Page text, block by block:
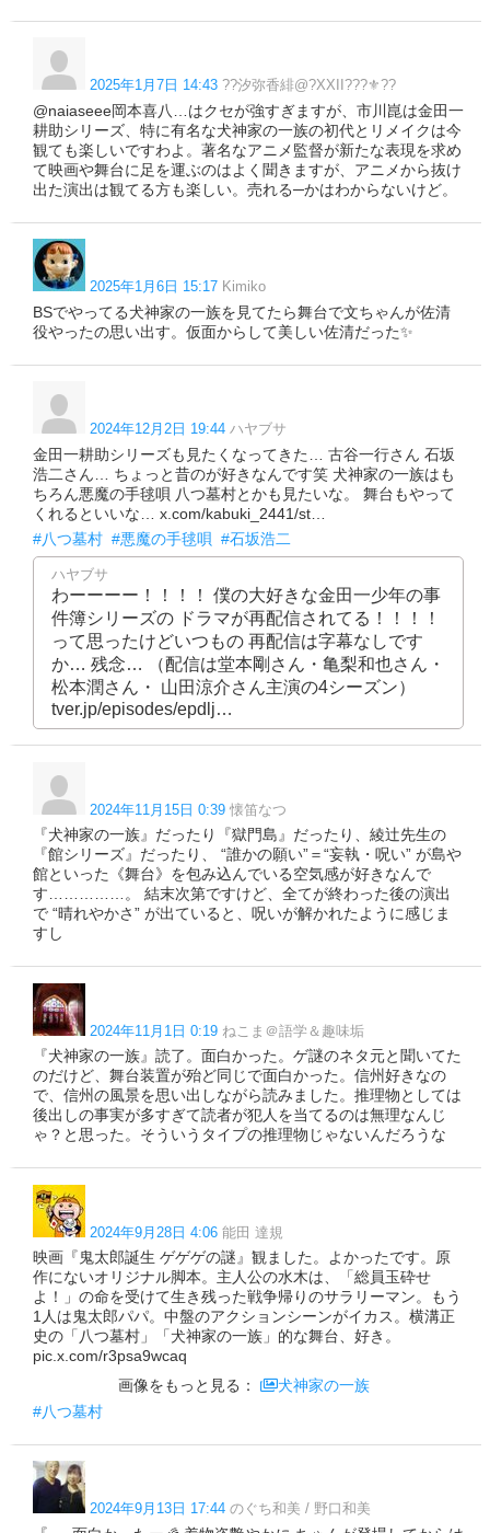
2025年1月7日 14:43 ??汐弥香緋@?XXII???⚜??
@naiaseee岡本喜八…はクセが強すぎますが、市川崑は金田一
耕助シリーズ、特に有名な犬神家の一族の初代とリメイクは今
観ても楽しいですわよ。著名なアニメ監督が新たな表現を求め
て映画や舞台に足を運ぶのはよく聞きますが、アニメから抜け
出た演出は観てる方も楽しい。売れる─かはわからないけど。
2025年1月6日 15:17 Kimiko
BSでやってる犬神家の一族を見てたら舞台で文ちゃんが佐清
役やったの思い出す。仮面からして美しい佐清だった✨
2024年12月2日 19:44 ハヤブサ
金田一耕助シリーズも見たくなってきた… 古谷一行さん 石坂
浩二さん… ちょっと昔のが好きなんです笑 犬神家の一族はも
ちろん悪魔の手毬唄 八つ墓村とかも見たいな。 舞台もやって
くれるといいな… x.com/kabuki_2441/st…
#八つ墓村 #悪魔の手毬唄 #石坂浩二
ハヤブサ
わーーーー！！！！ 僕の大好きな金田一少年の事
件簿シリーズの ドラマが再配信されてる！！！！
って思ったけどいつもの 再配信は字幕なしです
か… 残念… （配信は堂本剛さん・亀梨和也さん・
松本潤さん・ 山田涼介さん主演の4シーズン）
tver.jp/episodes/epdlj…
2024年11月15日 0:39 懐笛なつ
『犬神家の一族』だったり『獄門島』だったり、綾辻先生の
『館シリーズ』だったり、 “誰かの願い”＝“妄執・呪い” が島や
館といった《舞台》を包み込んでいる空気感が好きなんで
す……………。 結末次第ですけど、全てが終わった後の演出
で “晴れやかさ” が出ていると、呪いが解かれたように感じま
すし
2024年11月1日 0:19 ねこま＠語学＆趣味垢
『犬神家の一族』読了。面白かった。ゲ謎のネタ元と聞いてた
のだけど、舞台装置が殆ど同じで面白かった。信州好きなの
で、信州の風景を思い出しながら読みました。推理物としては
後出しの事実が多すぎて読者が犯人を当てるのは無理なんじ
ゃ？と思った。そういうタイプの推理物じゃないんだろうな
2024年9月28日 4:06 能田 達規
映画『鬼太郎誕生 ゲゲゲの謎』観ました。よかったです。原
作にないオリジナル脚本。主人公の水木は、「総員玉砕せ
よ！」の命を受けて生き残った戦争帰りのサラリーマン。もう
1人は鬼太郎パパ。中盤のアクションシーンがイカス。横溝正
史の「八つ墓村」「犬神家の一族」的な舞台、好き。
pic.x.com/r3psa9wcaq
画像をもっと見る：
犬神家の一族
#八つ墓村
2024年9月13日 17:44 のぐち和美 / 野口和美